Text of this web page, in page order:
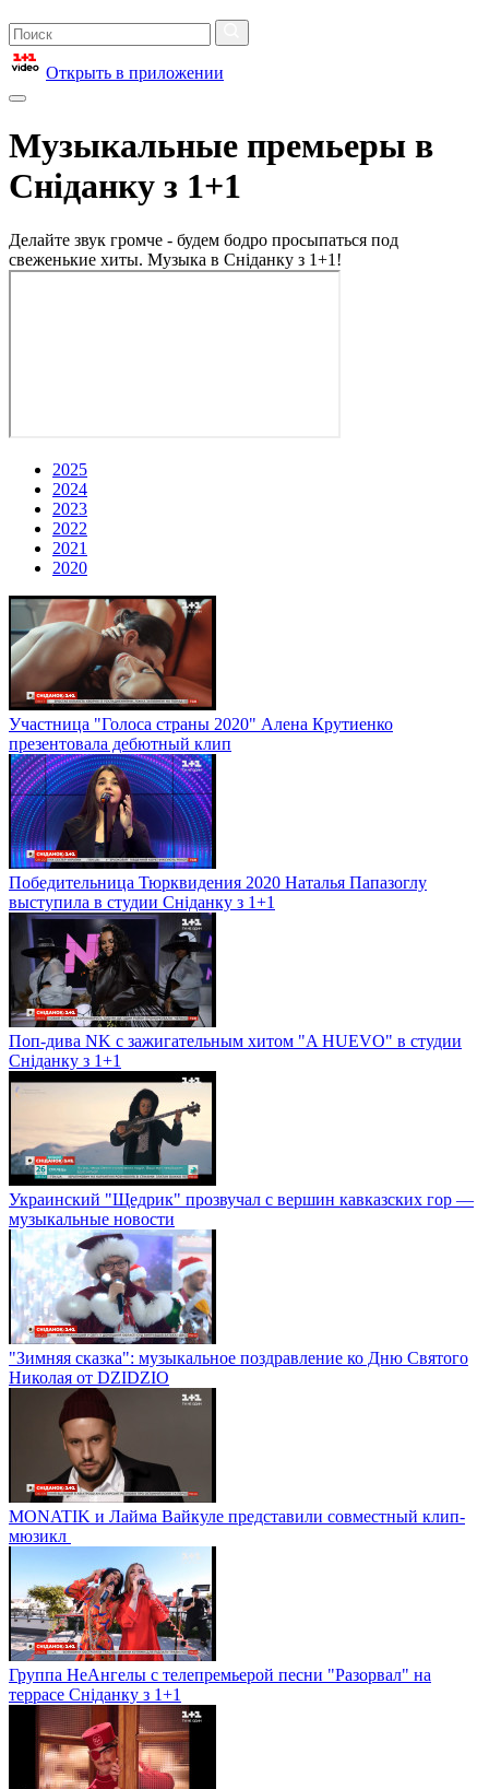
Открыть в приложении
Музыкальные премьеры в
Сніданку з 1+1
Делайте звук громче - будем бодро просыпаться под
свеженькие хиты. Музыка в Сніданку з 1+1!
2025
2024
2023
2022
2021
2020
Участница "Голоса страны 2020" Алена Крутиенко
презентовала дебютный клип
Победительница Тюрквидения 2020 Наталья Папазоглу
выступила в студии Сніданку з 1+1
Поп-дива NK с зажигательным хитом "A HUEVO" в студии
Сніданку з 1+1
Украинский "Щедрик" прозвучал с вершин кавказских гор —
музыкальные новости
"Зимняя сказка": музыкальное поздравление ко Дню Святого
Николая от DZIDZIO
MONATIK и Лайма Вайкуле представили совместный клип-
мюзикл
Группа НеАнгелы с телепремьерой песни "Разорвал" на
террасе Сніданку з 1+1